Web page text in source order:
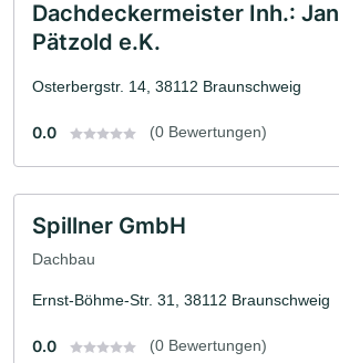
Dachdeckermeister Inh.: Jan
Pätzold e.K.
Osterbergstr. 14, 38112 Braunschweig
0.0 (0 Bewertungen)
Spillner GmbH
Dachbau
Ernst-Böhme-Str. 31, 38112 Braunschweig
0.0 (0 Bewertungen)